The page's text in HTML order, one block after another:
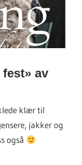
av
klær til
jakker og
også